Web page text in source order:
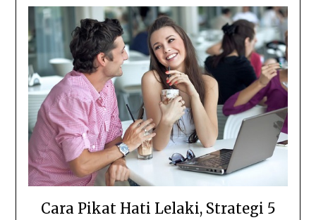
Cara Pikat Hati Lelaki, Strategi 5